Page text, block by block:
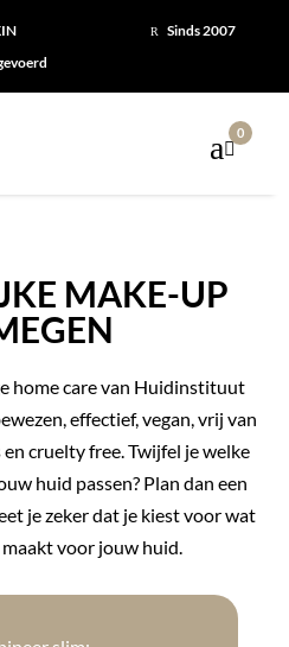
R Sinds 2007

0
MAKE-UP
home care van Huidinstituut
effectief, vegan, vrij van
cruelty free. Twijfel je welke
huid passen? Plan dan een
je zeker dat je kiest voor wat
voor jouw huid.